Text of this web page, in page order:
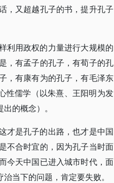
，又超越孔子的书，提升孔子
利用政权的力量进行大规模的
，有孟子的孔子，有荀子的孔
，有康有为的孔子，有毛泽东
性儒学（以朱熹、王阳明为发
的概念）。
才是孔子的出路，也才是中国
不合时宜的，因为孔子当时面
今天中国已进入城市时代，面
当下的问题，肯定要失败。